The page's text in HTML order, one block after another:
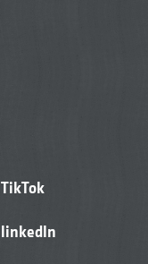
TikTok
linkedIn